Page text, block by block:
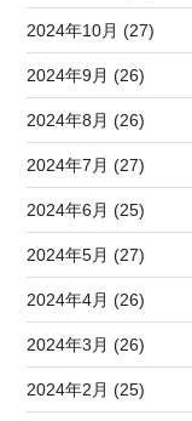
2024年10月 (27)
2024年9月 (26)
2024年8月 (26)
2024年7月 (27)
2024年6月 (25)
2024年5月 (27)
2024年4月 (26)
2024年3月 (26)
2024年2月 (25)